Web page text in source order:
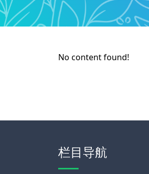
No content found!
栏目导航